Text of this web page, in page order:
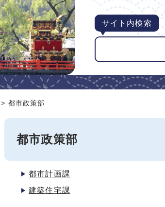
サイト内検索
> 都市政策部
都市政策部
都市計画課
建築住宅課